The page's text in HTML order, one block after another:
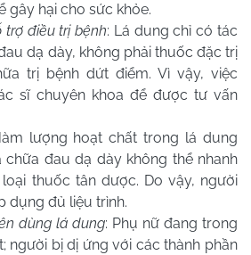
gây hại cho sức khỏe.
điều trị bệnh: Lá dung chỉ có tác
dạ dày, không phải thuốc đặc trị
trị bệnh dứt điểm. Vì vậy, việc
sĩ chuyên khoa để được tư vấn
lượng hoạt chất trong lá dung
chữa đau dạ dày không thể nhanh
thuốc tân dược. Do vậy, người
dụng đủ liệu trình.
dùng lá dung: Phụ nữ đang trong
người bị dị ứng với các thành phần